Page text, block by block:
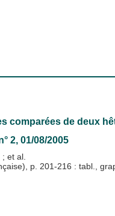
comparées de deux
2, 01/08/2005
; et al.
p. 201-216 : tabl.,